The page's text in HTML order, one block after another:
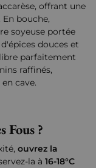
offrant une
bouche,
soyeuse portée
douces et
parfaitement
raffinés,
cave.
Fous ?
ouvrez la
la à 16-18°C